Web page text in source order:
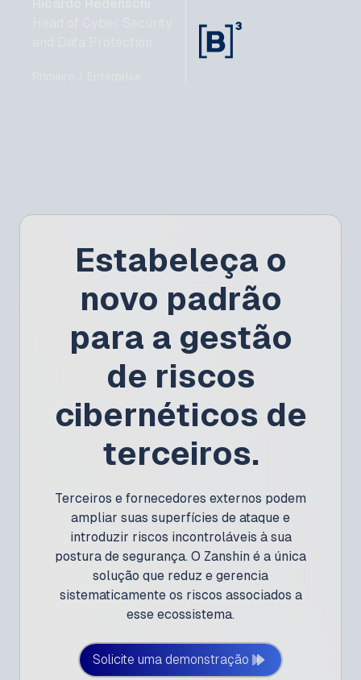
Estabeleça o
novo padrão
para a gestão
de riscos
cibernéticos de
terceiros.
Terceiros e fornecedores externos podem
ampliar suas superfícies de ataque e
introduzir riscos incontroláveis à sua
postura de segurança. O Zanshin é a única
solução que reduz e gerencia
sistematicamente os riscos associados a
esse ecossistema.
Solicite uma demonstração